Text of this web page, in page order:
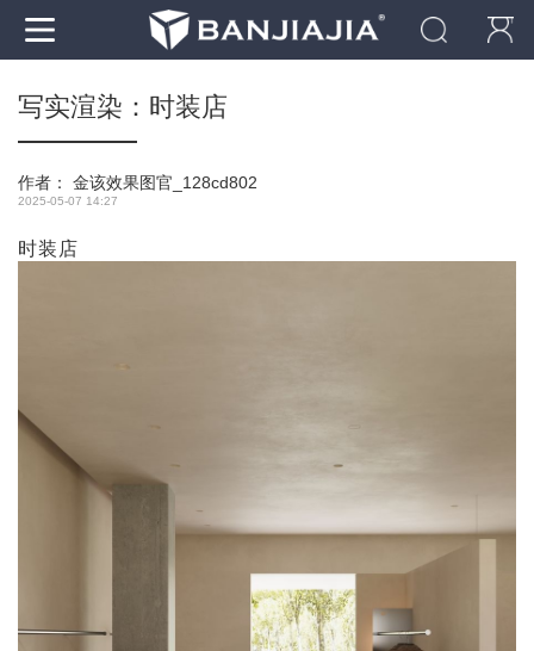
写实渲染：时装店
作者： 金该效果图官_128cd802
2025-05-07 14:27
时装店